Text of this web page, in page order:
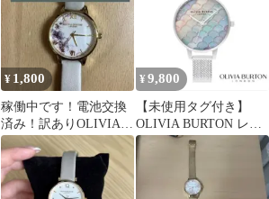
¥ 1,800
稼働中です！電池交換
済み！訳ありOLIVIA
BURTON レディース 腕
時計
¥ 9,800
【未使用タグ付き】
OLIVIA BURTON レデ
ィース腕時計
OB16US46